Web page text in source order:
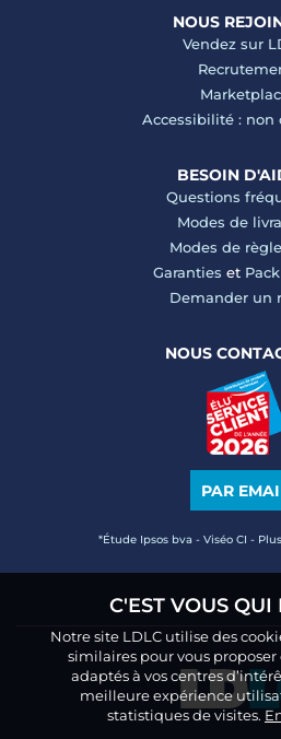
NOUS
Vendez sur
Accessibilité : non
BESOIN
Questions
Modes de
Modes de
Garanties et
Demander un
NOUS
PAR
*Étude Ipsos bva - Viséo CI -
C'EST VOUS QUI
Notre site LDLC utilise des
similaires pour vous proposer
adaptés à vos centres
meilleure expérience
statistiques de visites.